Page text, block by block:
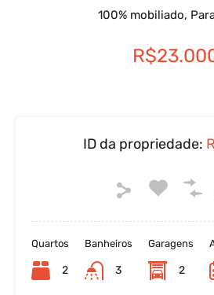
100% mobiliado,
ID da propriedade:
Quartos
2
Banheiros
3
Garagens
2